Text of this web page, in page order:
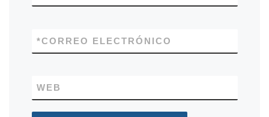
CORREO ELECTRÓNICO
*
WEB